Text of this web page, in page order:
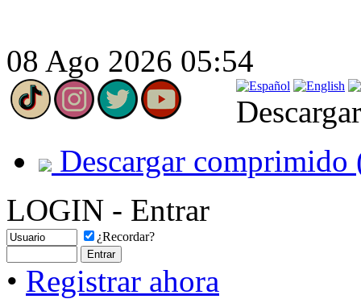
08 Ago 2026 05:54
Descargar comprimido
LOGIN - Entrar
¿Recordar?
• Registrar ahora